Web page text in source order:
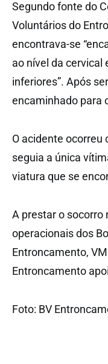
Segundo fonte do
Voluntários do
encontrava-se
ao nível da cervical
inferiores”. Após
encaminhado para
O acidente ocorreu
seguia a única
viatura que se
A prestar o socorro
operacionais dos
Entroncamento,
Entroncamento
Foto: BV